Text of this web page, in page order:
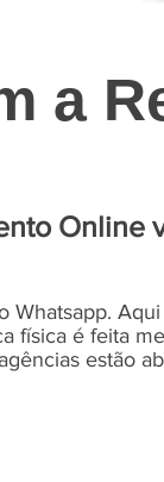
a
Online
Whatsapp.
física é feita
estão